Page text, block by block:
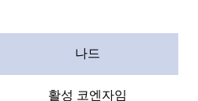
나드
활성 코엔자임